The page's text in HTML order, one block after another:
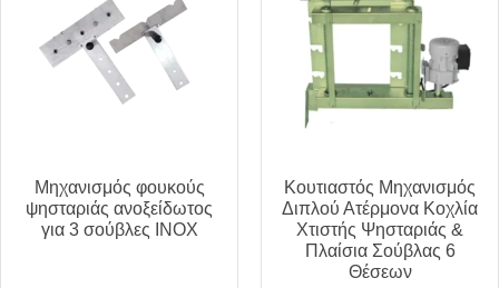
Μηχανισμός φουκούς
ψησταριάς ανοξείδωτος
για 3 σούβλες ΙΝΟΧ
Κουτιαστός Μηχανισμός
Διπλού Ατέρμονα Κοχλία
Χτιστής Ψησταριάς &
Πλαίσια Σούβλας 6
Θέσεων